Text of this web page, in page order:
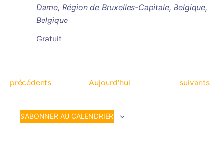
Dame, Région de Bruxelles-Capitale, Belgique,
Belgique
Gratuit
Évènements
précédents Aujourd’hui suivants
S’ABONNER AU CALENDRIER